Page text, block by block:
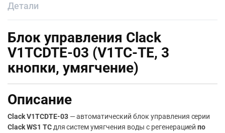
Детали
Блок управления Clack
V1TCDTE-03 (V1TC-TE, 3
кнопки, умягчение)
Описание
Clack V1TCDTE-03— автоматический блок управления серии
Clack WS1 TCдля систем умягчения воды с регенерациейпо